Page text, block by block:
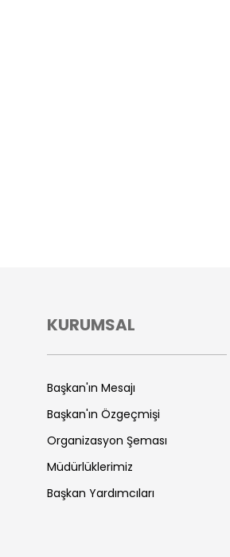
KURUMSAL
Başkan'ın Mesajı
Başkan'ın Özgeçmişi
Organizasyon Şeması
Müdürlüklerimiz
Başkan Yardımcıları